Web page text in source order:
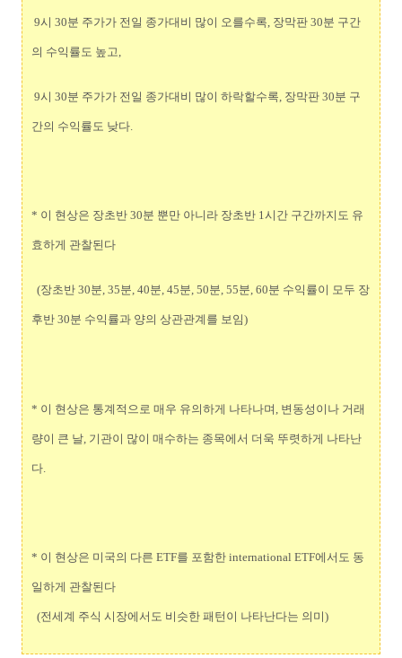
9시 30분 주가가 전일 종가대비 많이 오를수록, 장막판 30분 구간
의 수익률도 높고,
9시 30분 주가가 전일 종가대비 많이 하락할수록, 장막판 30분 구
간의 수익률도 낮다.
* 이 현상은 장초반 30분 뿐만 아니라 장초반 1시간 구간까지도 유
효하게 관찰된다
(장초반 30분, 35분, 40분, 45분, 50분, 55분, 60분 수익률이 모두 장
후반 30분 수익률과 양의 상관관계를 보임)
* 이 현상은 통계적으로 매우 유의하게 나타나며, 변동성이나 거래
량이 큰 날, 기관이 많이 매수하는 종목에서 더욱 뚜렷하게 나타난
다.
* 이 현상은 미국의 다른 ETF를 포함한 international ETF에서도 동
일하게 관찰된다
(전세계 주식 시장에서도 비슷한 패턴이 나타난다는 의미)